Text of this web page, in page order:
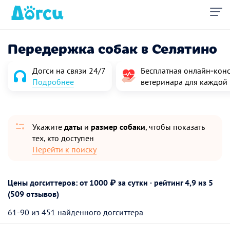
Передержка собак в Селятино
Догси на связи 24/7
Подробнее
Бесплатная
ветеринара для
Укажите даты и размер собаки, чтобы показать
тех, кто доступен
Перейти к поиску
Цены догситтеров: от 1000 ₽ за сутки · рейтинг4,9 из 5
(509 отзывов)
61-90 из 451 найденного догситтера